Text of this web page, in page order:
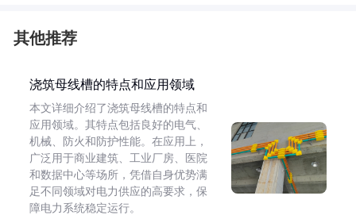
其他推荐
浇筑母线槽的特点和应用领域
本文详细介绍了浇筑母线槽的特点和
应用领域。其特点包括良好的电气、
机械、防火和防护性能。在应用上，
广泛用于商业建筑、工业厂房、医院
和数据中心等场所，凭借自身优势满
足不同领域对电力供应的高要求，保
障电力系统稳定运行。